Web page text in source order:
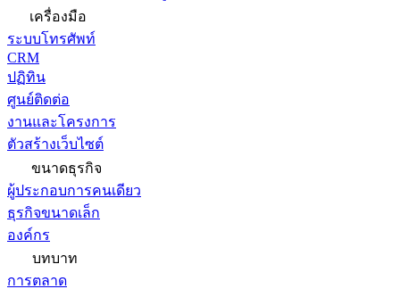
เครื่องมือ
ระบบโทรศัพท์
CRM
ปฏิทิน
ศูนย์ติดต่อ
งานและโครงการ
ตัวสร้างเว็บไซต์
ขนาดธุรกิจ
ผู้ประกอบการคนเดียว
ธุรกิจขนาดเล็ก
องค์กร
บทบาท
การตลาด